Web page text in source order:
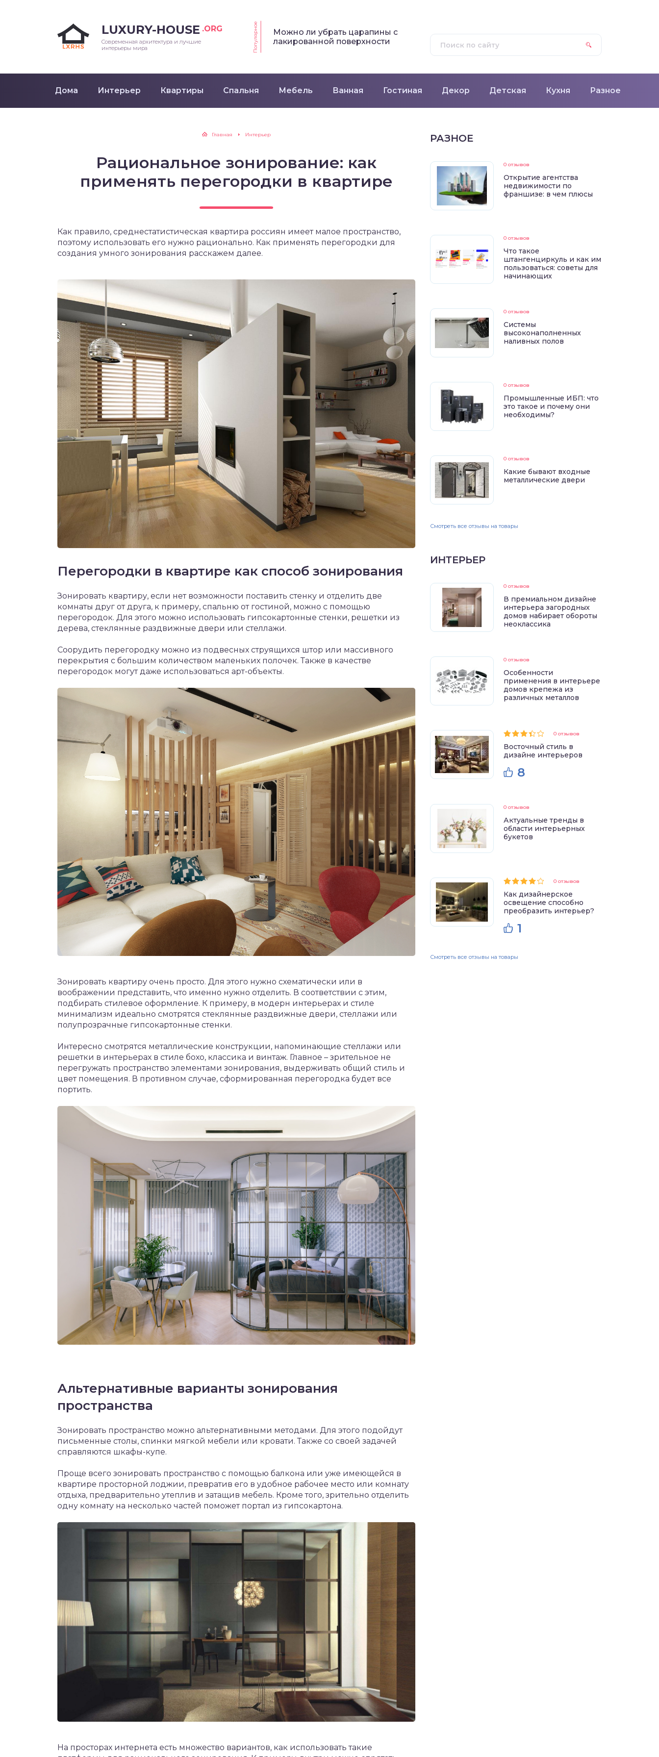
LUXURY-HOUSE .ORG
Современная архитектура и лучшие
интерьеры мира
Популярное
Можно ли убрать царапины с
лакированной поверхности
Дома Интерьер Квартиры Спальня Мебель Ванная Гостиная Декор Детская Кухня Разное
Главная Интерьер
Рациональное зонирование: как
применять перегородки в квартире
Как правило, среднестатистическая квартира россиян имеет малое пространство,
поэтому использовать его нужно рационально. Как применять перегородки для
создания умного зонирования расскажем далее.
Перегородки в квартире как способ зонирования
Зонировать квартиру, если нет возможности поставить стенку и отделить две
комнаты друг от друга, к примеру, спальню от гостиной, можно с помощью
перегородок. Для этого можно использовать гипсокартонные стенки, решетки из
дерева, стеклянные раздвижные двери или стеллажи.
Соорудить перегородку можно из подвесных струящихся штор или массивного
перекрытия с большим количеством маленьких полочек. Также в качестве
перегородок могут даже использоваться арт-объекты.
Зонировать квартиру очень просто. Для этого нужно схематически или в
воображении представить, что именно нужно отделить. В соответствии с этим,
подбирать стилевое оформление. К примеру, в модерн интерьерах и стиле
минимализм идеально смотрятся стеклянные раздвижные двери, стеллажи или
полупрозрачные гипсокартонные стенки.
Интересно смотрятся металлические конструкции, напоминающие стеллажи или
решетки в интерьерах в стиле бохо, классика и винтаж. Главное – зрительное не
перегружать пространство элементами зонирования, выдерживать общий стиль и
цвет помещения. В противном случае, сформированная перегородка будет все
портить.
Альтернативные варианты зонирования
пространства
Зонировать пространство можно альтернативными методами. Для этого подойдут
письменные столы, спинки мягкой мебели или кровати. Также со своей задачей
справляются шкафы-купе.
Проще всего зонировать пространство с помощью балкона или уже имеющейся в
квартире просторной лоджии, превратив его в удобное рабочее место или комнату
отдыха, предварительно утеплив и затащив мебель. Кроме того, зрительно отделить
одну комнату на несколько частей поможет портал из гипсокартона.
На просторах интернета есть множество вариантов, как использовать такие
РАЗНОЕ
0 отзывов
Открытие агентства
недвижимости по
франшизе: в чем плюсы
0 отзывов
Что такое
штангенциркуль и как им
пользоваться: советы для
начинающих
0 отзывов
Системы
высоконаполненных
наливных полов
0 отзывов
Промышленные ИБП: что
это такое и почему они
необходимы?
0 отзывов
Какие бывают входные
металлические двери
Смотреть все отзывы на товары
ИНТЕРЬЕР
0 отзывов
В премиальном дизайне
интерьера загородных
домов набирает обороты
неоклассика
0 отзывов
Особенности
применения в интерьере
домов крепежа из
различных металлов
0 отзывов
Восточный стиль в
дизайне интерьеров
8
0 отзывов
Актуальные тренды в
области интерьерных
букетов
0 отзывов
Как дизайнерское
освещение способно
преобразить интерьер?
1
Смотреть все отзывы на товары